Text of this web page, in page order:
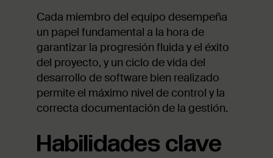
Cada miembro del equipo desempeña
un papel fundamental a la hora de
garantizar la progresión fluida y el éxito
del proyecto, y un ciclo de vida del
desarrollo de software bien realizado
permite el máximo nivel de control y la
correcta documentación de la gestión.
Habilidades clave